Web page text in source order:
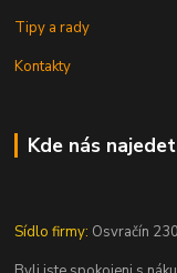
Tipy a rady
Kontakty
Kde nás
Sídlo firmy: Osvračín